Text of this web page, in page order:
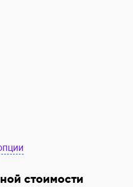
стоимости